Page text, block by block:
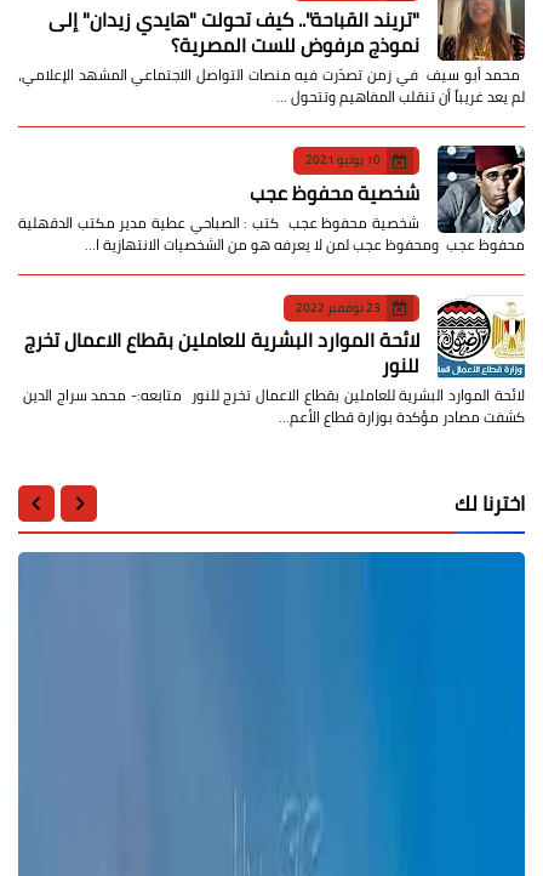
​"تريند القباحة".. كيف تحولت "هايدي زيدان" إلى
نموذج مرفوض للست المصرية؟
​ محمد أبو سيف ​في زمن تصدّرت فيه منصات التواصل الاجتماعي المشهد الإعلامي،
لم يعد غريباً أن تنقلب المفاهيم وتتحول …
10 يونيو 2021
شخصية محفوظ عجب
شخصية محفوظ عجب كتب : الصباحي عطية مدير مكتب الدقهلية
محفوظ عجب ومحفوظ عجب لمن لا يعرفه هو من الشخصيات الانتهازية ا…
23 نوفمبر 2022
لائحة الموارد البشرية للعاملين بقطاع الاعمال تخرج
للنور
لائحة الموارد البشرية للعاملين بقطاع الاعمال تخرج للنور متابعه:- محمد سراج الدين
كشفت مصادر مؤكدة بوزارة قطاع الأعم…
اخترنا لك